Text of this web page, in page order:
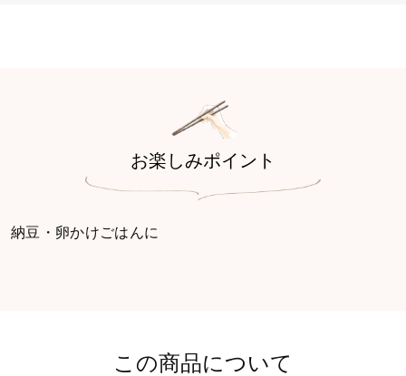
お楽しみポイント
納豆・卵かけごはんに
この商品について